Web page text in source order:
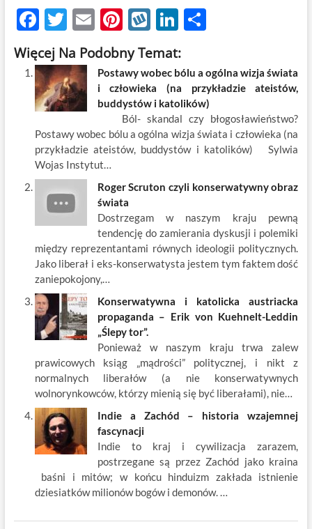
F
ac
e
b
o
o
k
T
w
itt
er
E
m
ail
Pi
nt
er
es
t
W
k
o
p
Li
k
e
dI
n
S
ar
e
Więcej Na Podobny Temat:
Postawy wobec bólu a ogólna wizja świata
i człowieka (na przykładzie ateistów,
buddystów i katolików)
Ból- skandal czy błogosławieństwo?
Postawy wobec bólu a ogólna wizja świata i człowieka (na
przykładzie ateistów, buddystów i katolików) Sylwia
Wojas Instytut…
Roger Scruton czyli konserwatywny obraz
świata
Dostrzegam w naszym kraju pewną
tendencję do zamierania dyskusji i polemiki
między reprezentantami równych ideologii politycznych.
Jako liberał i eks-konserwatysta jestem tym faktem dość
zaniepokojony,…
Konserwatywna i katolicka austriacka
propaganda – Erik von Kuehnelt-Leddin
„Ślepy tor”.
Ponieważ w naszym kraju trwa zalew
prawicowych ksiąg „mądrości” politycznej, i nikt z
normalnych liberałów (a nie konserwatywnych
wolnorynkowców, którzy mienią się być liberałami), nie…
Indie a Zachód – historia wzajemnej
fascynacji
Indie to kraj i cywilizacja zarazem,
postrzegane są przez Zachód jako kraina
baśni i mitów; w końcu hinduizm zakłada istnienie
dziesiatków milionów bogów i demonów. …